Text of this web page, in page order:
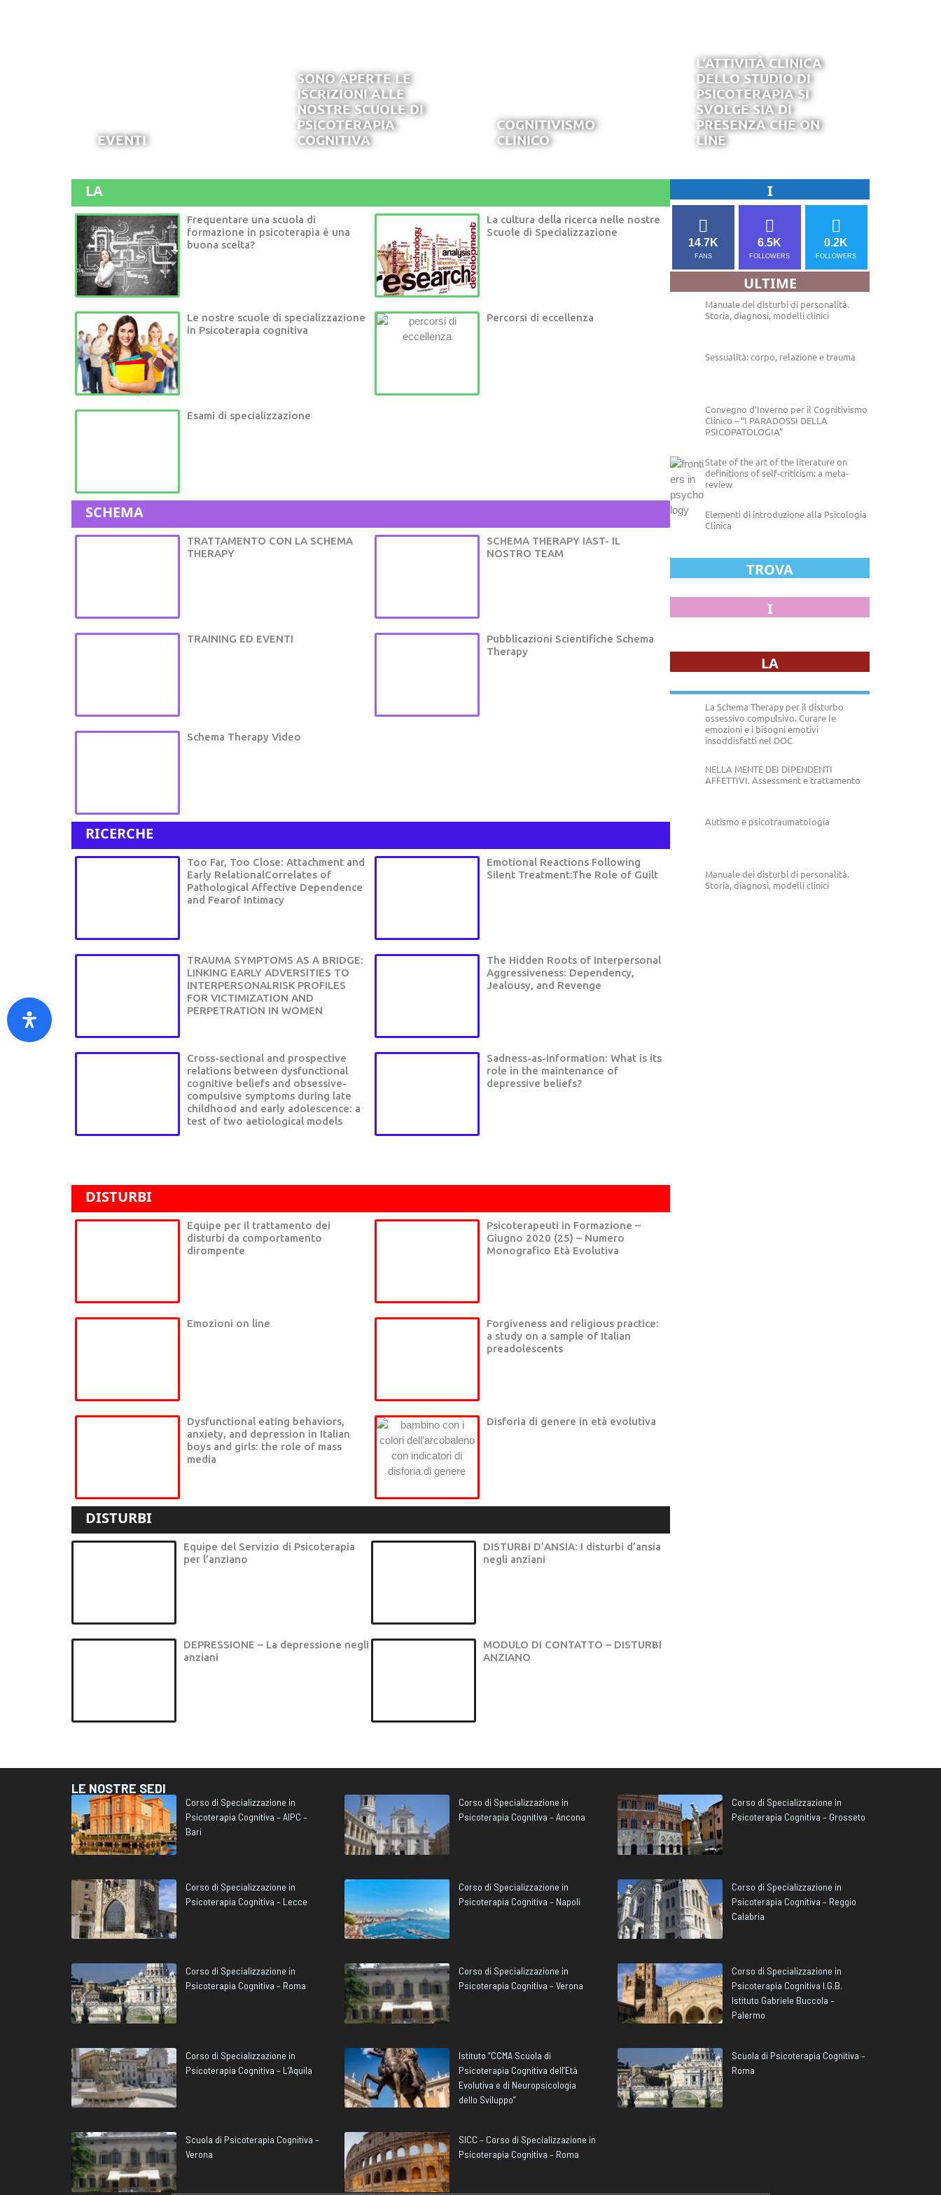
EVENTI
SONO APERTE LE
ISCRIZIONI ALLE
NOSTRE SCUOLE DI
PSICOTERAPIA
COGNITIVA
COGNITIVISMO
CLINICO
L’ATTIVITÀ CLINICA
DELLO STUDIO DI
PSICOTERAPIA SI
SVOLGE SIA DI
PRESENZA CHE ON
LINE
LA
Frequentare una scuola di
formazione in psicoterapia è una
buona scelta?
La cultura della ricerca nelle nostre
Scuole di Specializzazione
Le nostre scuole di specializzazione
in Psicoterapia cognitiva
Percorsi di eccellenza
Esami di specializzazione
SCHEMA
TRATTAMENTO CON LA SCHEMA
THERAPY
SCHEMA THERAPY IAST- IL
NOSTRO TEAM
TRAINING ED EVENTI
Pubblicazioni Scientifiche Schema
Therapy
Schema Therapy Video
RICERCHE
Too Far, Too Close: Attachment and
Early RelationalCorrelates of
Pathological Affective Dependence
and Fearof Intimacy
Emotional Reactions Following
Silent Treatment:The Role of Guilt
TRAUMA SYMPTOMS AS A BRIDGE:
LINKING EARLY ADVERSITIES TO
INTERPERSONALRISK PROFILES
FOR VICTIMIZATION AND
PERPETRATION IN WOMEN
The Hidden Roots of Interpersonal
Aggressiveness: Dependency,
Jealousy, and Revenge
Cross-sectional and prospective
relations between dysfunctional
cognitive beliefs and obsessive-
compulsive symptoms during late
childhood and early adolescence: a
test of two aetiological models
Sadness-as-information: What is its
role in the maintenance of
depressive beliefs?
DISTURBI
Equipe per il trattamento dei
disturbi da comportamento
dirompente
Psicoterapeuti in Formazione –
Giugno 2020 (25) – Numero
Monografico Età Evolutiva
Emozioni on line
Forgiveness and religious practice:
a study on a sample of Italian
preadolescents
Dysfunctional eating behaviors,
anxiety, and depression in Italian
boys and girls: the role of mass
media
Disforia di genere in età evolutiva
DISTURBI
Equipe del Servizio di Psicoterapia
per l’anziano
DISTURBI D’ANSIA: I disturbi d’ansia
negli anziani
DEPRESSIONE – La depressione negli
anziani
MODULO DI CONTATTO – DISTURBI
ANZIANO
I
14.7K
FANS
6.5K
FOLLOWERS
0.2K
FOLLOWERS
ULTIME
Manuale dei disturbi di personalità.
Storia, diagnosi, modelli clinici
Sessualità: corpo, relazione e trauma
Convegno d’Inverno per il Cognitivismo
Clinico – “I PARADOSSI DELLA
PSICOPATOLOGIA”
State of the art of the literature on
definitions of self-criticism: a meta-
review
Elementi di introduzione alla Psicologia
Clinica
TROVA
I
LA
La Schema Therapy per il disturbo
ossessivo compulsivo. Curare le
emozioni e i bisogni emotivi
insoddisfatti nel DOC
NELLA MENTE DEI DIPENDENTI
AFFETTIVI. Assessment e trattamento
Autismo e psicotraumatologia
Manuale dei disturbi di personalità.
Storia, diagnosi, modelli clinici
LE NOSTRE SEDI
Corso di Specializzazione in
Psicoterapia Cognitiva – AIPC –
Bari
Corso di Specializzazione in
Psicoterapia Cognitiva – Ancona
Corso di Specializzazione in
Psicoterapia Cognitiva – Grosseto
Corso di Specializzazione in
Psicoterapia Cognitiva – Lecce
Corso di Specializzazione in
Psicoterapia Cognitiva – Napoli
Corso di Specializzazione in
Psicoterapia Cognitiva – Reggio
Calabria
Corso di Specializzazione in
Psicoterapia Cognitiva – Roma
Corso di Specializzazione in
Psicoterapia Cognitiva – Verona
Corso di Specializzazione in
Psicoterapia Cognitiva I.G.B.
Istituto Gabriele Buccola –
Palermo
Corso di Specializzazione in
Psicoterapia Cognitiva – L’Aquila
Istituto “CCMA Scuola di
Psicoterapia Cognitiva dell’Età
Evolutiva e di Neuropsicologia
dello Sviluppo”
Scuola di Psicoterapia Cognitiva –
Roma
Scuola di Psicoterapia Cognitiva –
Verona
SICC – Corso di Specializzazione in
Psicoterapia Cognitiva – Roma